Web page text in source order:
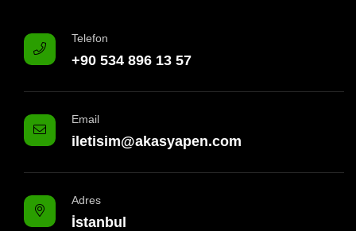
Telefon
+90 534 896 13 57
Email
iletisim@akasyapen.com
Adres
İstanbul